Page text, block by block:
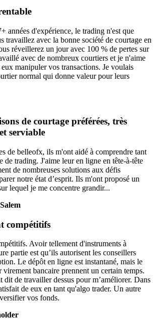
années d'expérience, le trading n'est que
travaillez avec la bonne société de courtage en
réveillerez un jour avec 100 % de pertes sur
avec de nombreux courtiers et je n'aime
manipuler vos transactions. Je voulais
normal qui donne valeur pour leurs
de courtage préférées, très
serviable
de belleofx, ils m'ont aidé à comprendre tant
de trading. J'aime leur en ligne en tête-à-tête
de nombreuses solutions aux défis
notre état d’esprit. Ils m'ont proposé un
lequel je me concentre grandir...
compétitifs
Avoir tellement d'instruments à
partie est qu’ils autorisent les conseillers
Le dépôt en ligne est instantané, mais le
virement bancaire prennent un certain temps.
dit de travailler dessus pour m’améliorer. Dans
de eux en tant qu'algo trader. Un autre
vos fonds.